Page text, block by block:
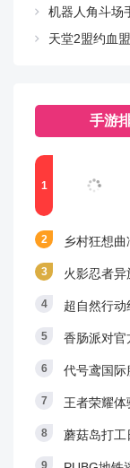
百度网
电脑版
机器人角斗场手
天堂2盟约血盟
手游
乡村狂想
火影忍者
超自然行动
香肠派对官
代号鸢国际
王者荣耀
蘑菇岛打工